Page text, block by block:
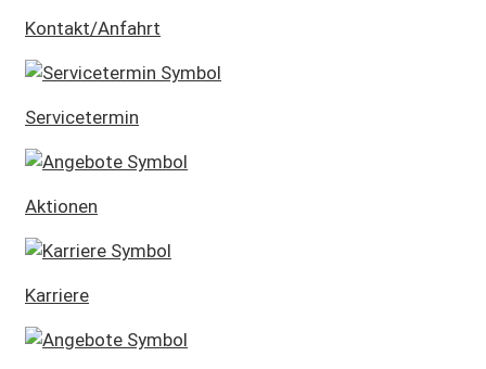
Kontakt/Anfahrt
Servicetermin
Aktionen
Karriere